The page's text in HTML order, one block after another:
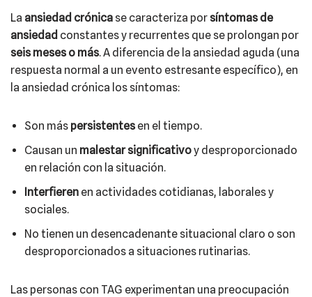
La ansiedad crónica se caracteriza por síntomas de
ansiedad constantes y recurrentes que se prolongan por
seis meses o más. A diferencia de la ansiedad aguda (una
respuesta normal a un evento estresante específico), en
la ansiedad crónica los síntomas:
Son más persistentesen el tiempo.
Causan un malestar significativoy desproporcionado
en relación con la situación.
Interfieren en actividades cotidianas, laborales y
sociales.
No tienen un desencadenante situacional claro o son
desproporcionados a situaciones rutinarias.
Las personas con TAG experimentan una preocupación